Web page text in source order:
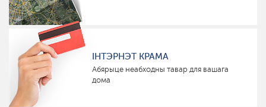
ІНТЭРНЭТ КРАМА
Абярыце неабходны тавар для вашага
дома